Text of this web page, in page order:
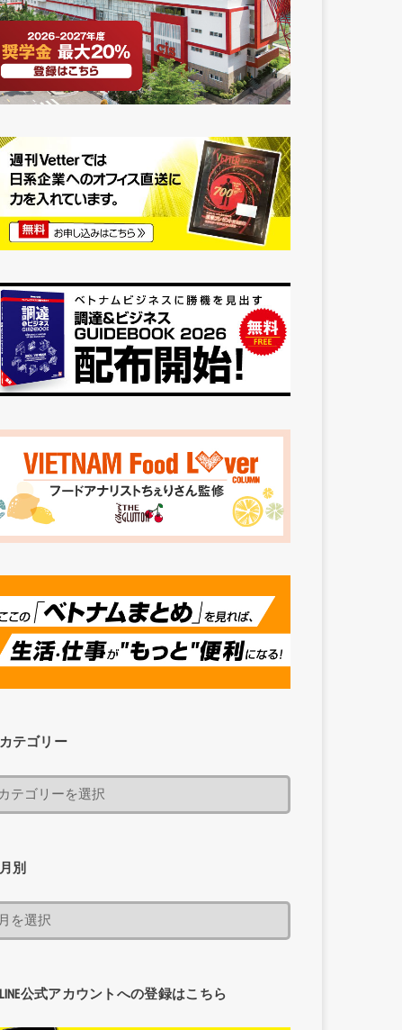
カテゴリー
月別
LINE公式アカウントへの登録はこちら